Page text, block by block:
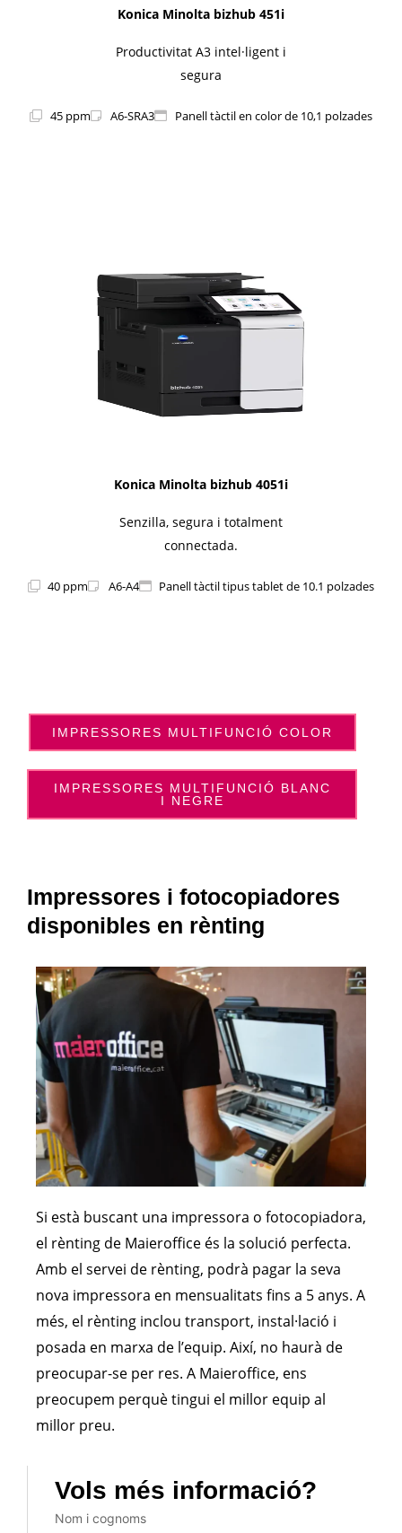
Konica Minolta bizhub 451i
Productivitat A3 intel·ligent i
segura
45 ppm A6-SRA3 Panell tàctil en color de 10,1 polzades
Konica Minolta bizhub 4051i
Senzilla, segura i totalment
connectada.
40 ppm A6-A4 Panell tàctil tipus tablet de 10.1 polzades
IMPRESSORES MULTIFUNCIÓ COLOR
IMPRESSORES MULTIFUNCIÓ BLANC
I NEGRE
Impressores i fotocopiadores
disponibles en rènting
Si està buscant una impressora o fotocopiadora,
el rènting de Maieroffice és la solució perfecta.
Amb el servei de rènting, podrà pagar la seva
nova impressora en mensualitats fins a 5 anys. A
més, el rènting inclou transport, instal·lació i
posada en marxa de l’equip. Així, no haurà de
preocupar-se per res. A Maieroffice, ens
preocupem perquè tingui el millor equip al
millor preu.
Vols més informació?